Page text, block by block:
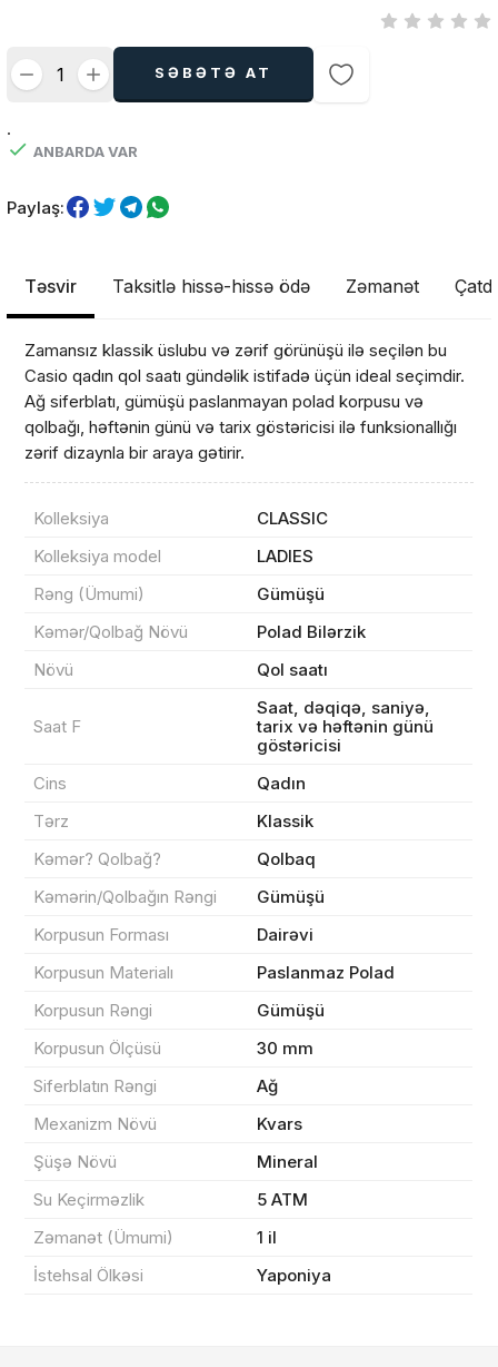
SƏBƏTƏ AT
.
ANBARDA VAR
Paylaş:
Təsvir Taksitlə hissə-hissə ödə Zəmanət
Zamansız klassik üslubu və zərif görünüşü ilə seçilən bu
Casio qadın qol saatı gündəlik istifadə üçün ideal seçimdir.
Ağ siferblatı, gümüşü paslanmayan polad korpusu və
qolbağı, həftənin günü və tarix göstəricisi ilə funksionallığı
zərif dizaynla bir araya gətirir.
Kolleksiya
CLASSIC
Kolleksiya model
LADIES
Rəng (Ümumi)
Gümüşü
Kəmər/Qolbağ Növü
Polad Bilərzik
Növü
Qol saatı
Saat F
Saat, dəqiqə, saniyə,
tarix və həftənin günü
göstəricisi
Cins
Qadın
Tərz
Klassik
Kəmər? Qolbağ?
Qolbaq
Kəmərin/Qolbağın Rəngi
Gümüşü
Korpusun Forması
Dairəvi
Korpusun Materialı
Paslanmaz Polad
Korpusun Rəngi
Gümüşü
Korpusun Ölçüsü
30 mm
Siferblatın Rəngi
Ağ
Mexanizm Növü
Kvars
Şüşə Növü
Mineral
Su Keçirməzlik
5 ATM
Zəmanət (Ümumi)
1 il
İstehsal Ölkəsi
Yaponiya
Məhsul(lar) səbətə əlavə edildi
Sifarişin detalları
Məhsul toplam
Endirim
Çatdırılma
Yekun məbləğ
Sifarişi rəsmiləşdir